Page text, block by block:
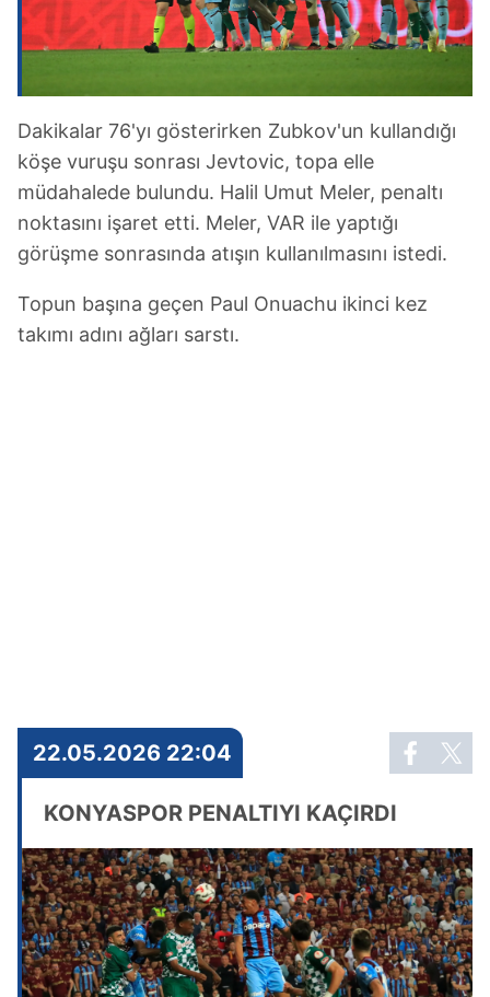
Dakikalar 76'yı gösterirken Zubkov'un kullandığı
köşe vuruşu sonrası Jevtovic, topa elle
müdahalede bulundu. Halil Umut Meler, penaltı
noktasını işaret etti. Meler, VAR ile yaptığı
görüşme sonrasında atışın kullanılmasını istedi.
Topun başına geçen Paul Onuachu ikinci kez
takımı adını ağları sarstı.
22.05.2026 22:04
KONYASPOR PENALTIYI KAÇIRDI